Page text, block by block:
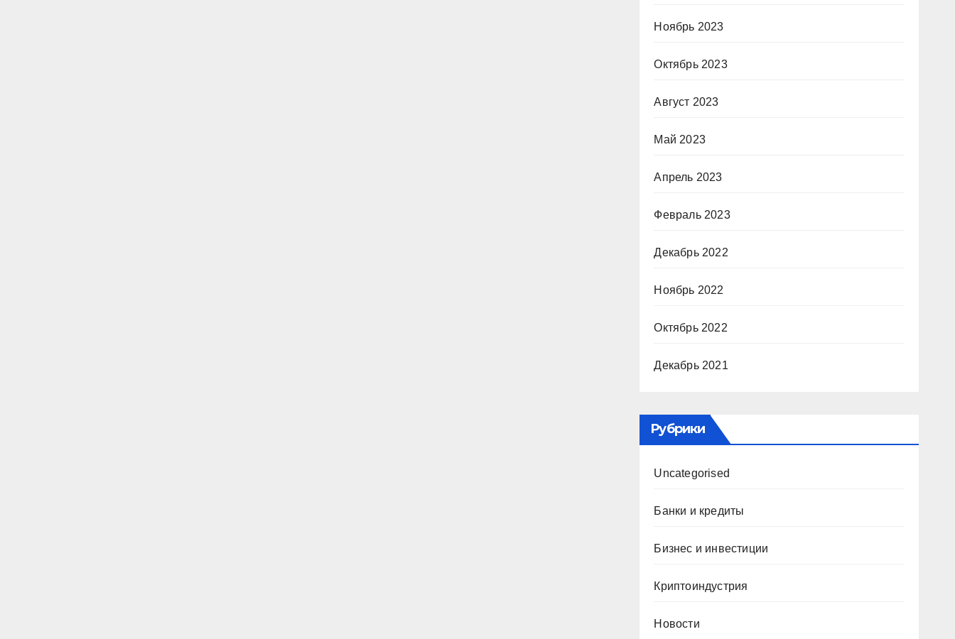
Ноябрь 2023
Октябрь 2023
Август 2023
Май 2023
Апрель 2023
Февраль 2023
Декабрь 2022
Ноябрь 2022
Октябрь 2022
Декабрь 2021
Рубрики
Uncategorised
Банки и кредиты
Бизнес и инвестиции
Криптоиндустрия
Новости